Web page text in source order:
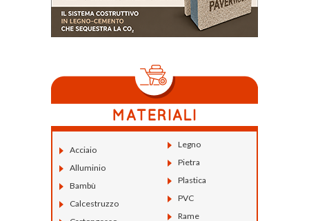
Acciaio
Alluminio
Bambù
Calcestruzzo
Legno
Pietra
Plastica
PVC
Rame